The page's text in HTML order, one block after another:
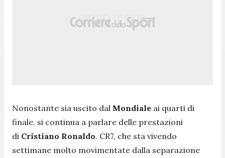
Nonostante sia uscito dal Mondiale ai quarti di
finale, si continua a parlare delle prestazioni
di Cristiano Ronaldo. CR7, che sta vivendo
settimane molto movimentate dalla separazione